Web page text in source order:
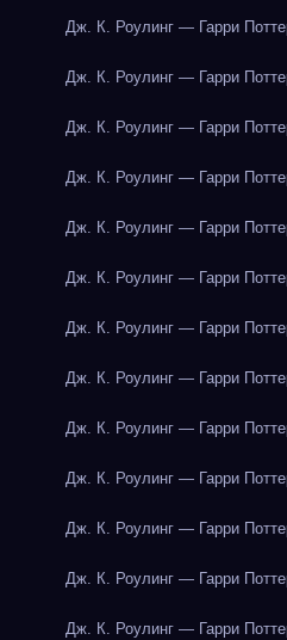
Дж. К. Роулинг — Гарри
Дж. К. Роулинг — Гарри
Дж. К. Роулинг — Гарри
Дж. К. Роулинг — Гарри
Дж. К. Роулинг — Гарри
Дж. К. Роулинг — Гарри
Дж. К. Роулинг — Гарри
Дж. К. Роулинг — Гарри
Дж. К. Роулинг — Гарри
Дж. К. Роулинг — Гарри
Дж. К. Роулинг — Гарри
Дж. К. Роулинг — Гарри
Дж. К. Роулинг — Гарри